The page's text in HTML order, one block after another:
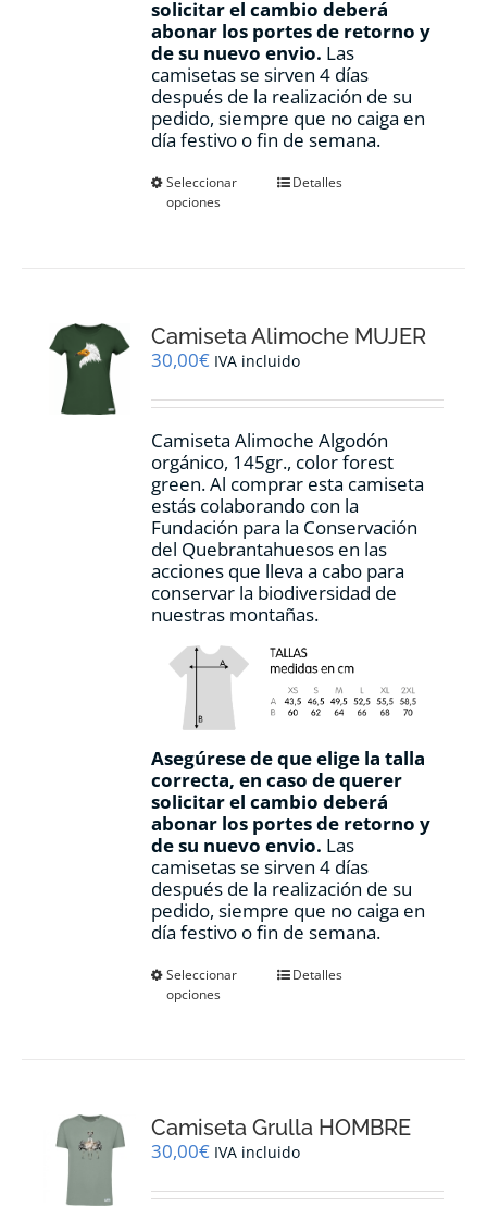
solicitar el cambio deberá
abonar los portes de retorno y
de su nuevo envio. Las
camisetas se sirven 4 días
después de la realización de su
pedido, siempre que no caiga en
día festivo o fin de semana.
Seleccionar
opciones
Este
se
pueden
en
página
de
producto
Detalles
Camiseta Alimoche MUJER
30,00€ IVA incluido
Camiseta Alimoche Algodón
orgánico, 145gr., color forest
green. Al comprar esta camiseta
estás colaborando con la
Fundación para la Conservación
del Quebrantahuesos en las
acciones que lleva a cabo para
conservar la biodiversidad de
nuestras montañas.
Asegúrese de que elige la talla
correcta, en caso de querer
solicitar el cambio deberá
abonar los portes de retorno y
de su nuevo envio. Las
camisetas se sirven 4 días
después de la realización de su
pedido, siempre que no caiga en
día festivo o fin de semana.
Seleccionar
opciones
Este
se
pueden
en
Detalles
Camiseta Grulla HOMBRE
30,00€ IVA incluido